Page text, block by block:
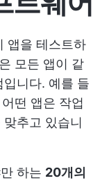
앱을 테스트하
모든 앱이 같
니다. 예를 들
떤 앱은 작업
추고 있습니
하는 20개의